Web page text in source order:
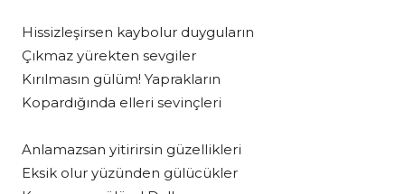
Hissizleşirsen kaybolur duyguların
Çıkmaz yürekten sevgiler
Kırılmasın gülüm! Yaprakların
Kopardığında elleri sevinçleri
Anlamazsan yitirirsin güzellikleri
Eksik olur yüzünden gülücükler